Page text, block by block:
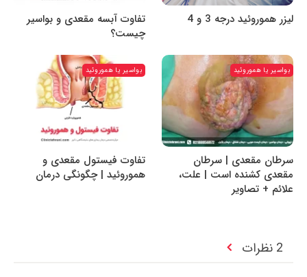
لیزر هموروئید درجه 3 و 4
تفاوت آبسه مقعدی و بواسیر
چیست؟
بواسیر یا هموروئید
سرطان مقعدی | سرطان
مقعدی کشنده است | علت،
علائم + تصاویر
بواسیر یا هموروئید
تفاوت فیستول مقعدی و
هموروئید | چگونگی درمان
2 نظرات